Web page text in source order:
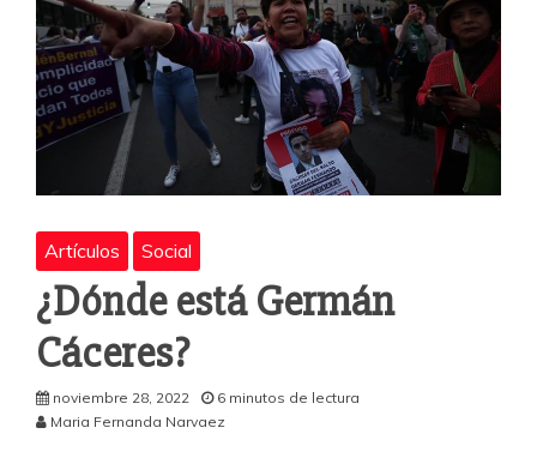
Artículos Social
¿Dónde está Germán
Cáceres?
noviembre 28, 2022
6 minutos de lectura
Maria Fernanda Narvaez